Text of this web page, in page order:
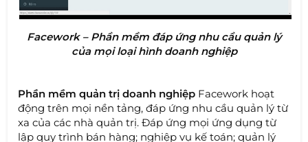
Facework – Phần mềm đáp ứng nhu cầu quản lý
của mọi loại hình doanh nghiệp
Phần mềm quản trị doanh nghiệp Facework hoạt
động trên mọi nền tảng, đáp ứng nhu cầu quản lý từ
xa của các nhà quản trị. Đáp ứng mọi ứng dụng từ
lập quy trình bán hàng; nghiệp vụ kế toán; quản lý